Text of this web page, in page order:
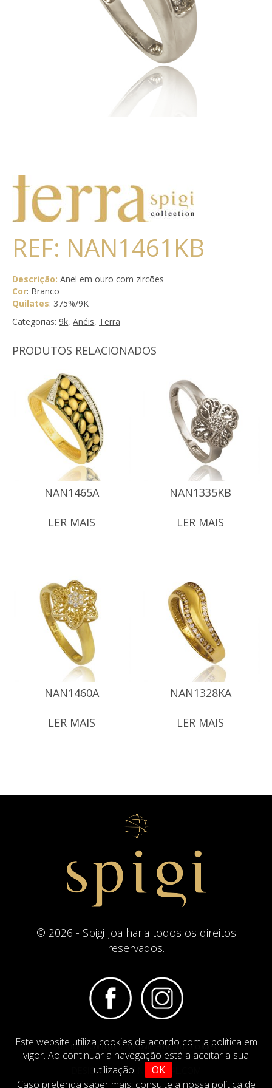
Este website utiliza cookies de acordo com a política em
vigor. Ao continuar a navegação está a aceitar a sua
utilização.
OK
Caso pretenda saber mais, consulte a nossa política de
REF: NAN1461KB
Descrição: Anel em ouro com zircões
Cor: Branco
Quilates: 375%/9K
Categorias: 9k, Anéis, Terra
PRODUTOS RELACIONADOS
NAN1465A
LER MAIS
NAN1335KB
LER MAIS
NAN1460A
LER MAIS
NAN1328KA
LER MAIS
© 2026 - Spigi Joalharia todos os direitos
reservados.
Termos e Condições Website Politica de Cookies
DESIGN BYIMAGINEVIRTUAL.COM